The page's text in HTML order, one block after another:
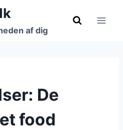
af dig
De
food